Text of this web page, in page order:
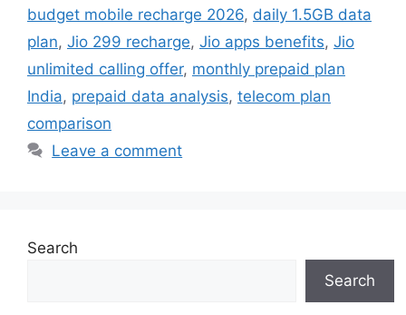
budget mobile recharge 2026, daily 1.5GB data
plan, Jio 299 recharge, Jio apps benefits, Jio
unlimited calling offer, monthly prepaid plan
India, prepaid data analysis, telecom plan
comparison
Leave a comment
Search
Search